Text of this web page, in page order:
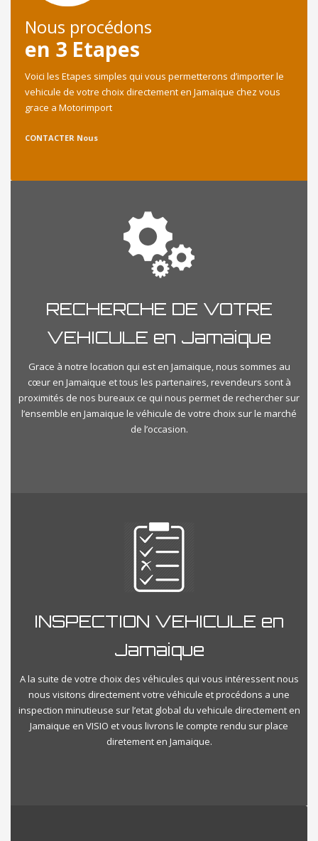
Nous procédons
en 3 Etapes
Voici les Etapes simples qui vous permetterons d’importer le
vehicule de votre choix directement en Jamaique chez vous
grace a Motorimport
CONTACTER Nous
RECHERCHE DE VOTRE
VEHICULE en Jamaique
Grace à notre location qui est en Jamaique, nous sommes au
cœur en Jamaique et tous les partenaires, revendeurs sont à
proximités de nos bureaux ce qui nous permet de rechercher sur
l’ensemble en Jamaique le véhicule de votre choix sur le marché
de l’occasion.
INSPECTION VEHICULE en
Jamaique
A la suite de votre choix des véhicules qui vous intéressent nous
nous visitons directement votre véhicule et procédons a une
inspection minutieuse sur l’etat global du vehicule directement en
Jamaique en VISIO et vous livrons le compte rendu sur place
diretement en Jamaique.